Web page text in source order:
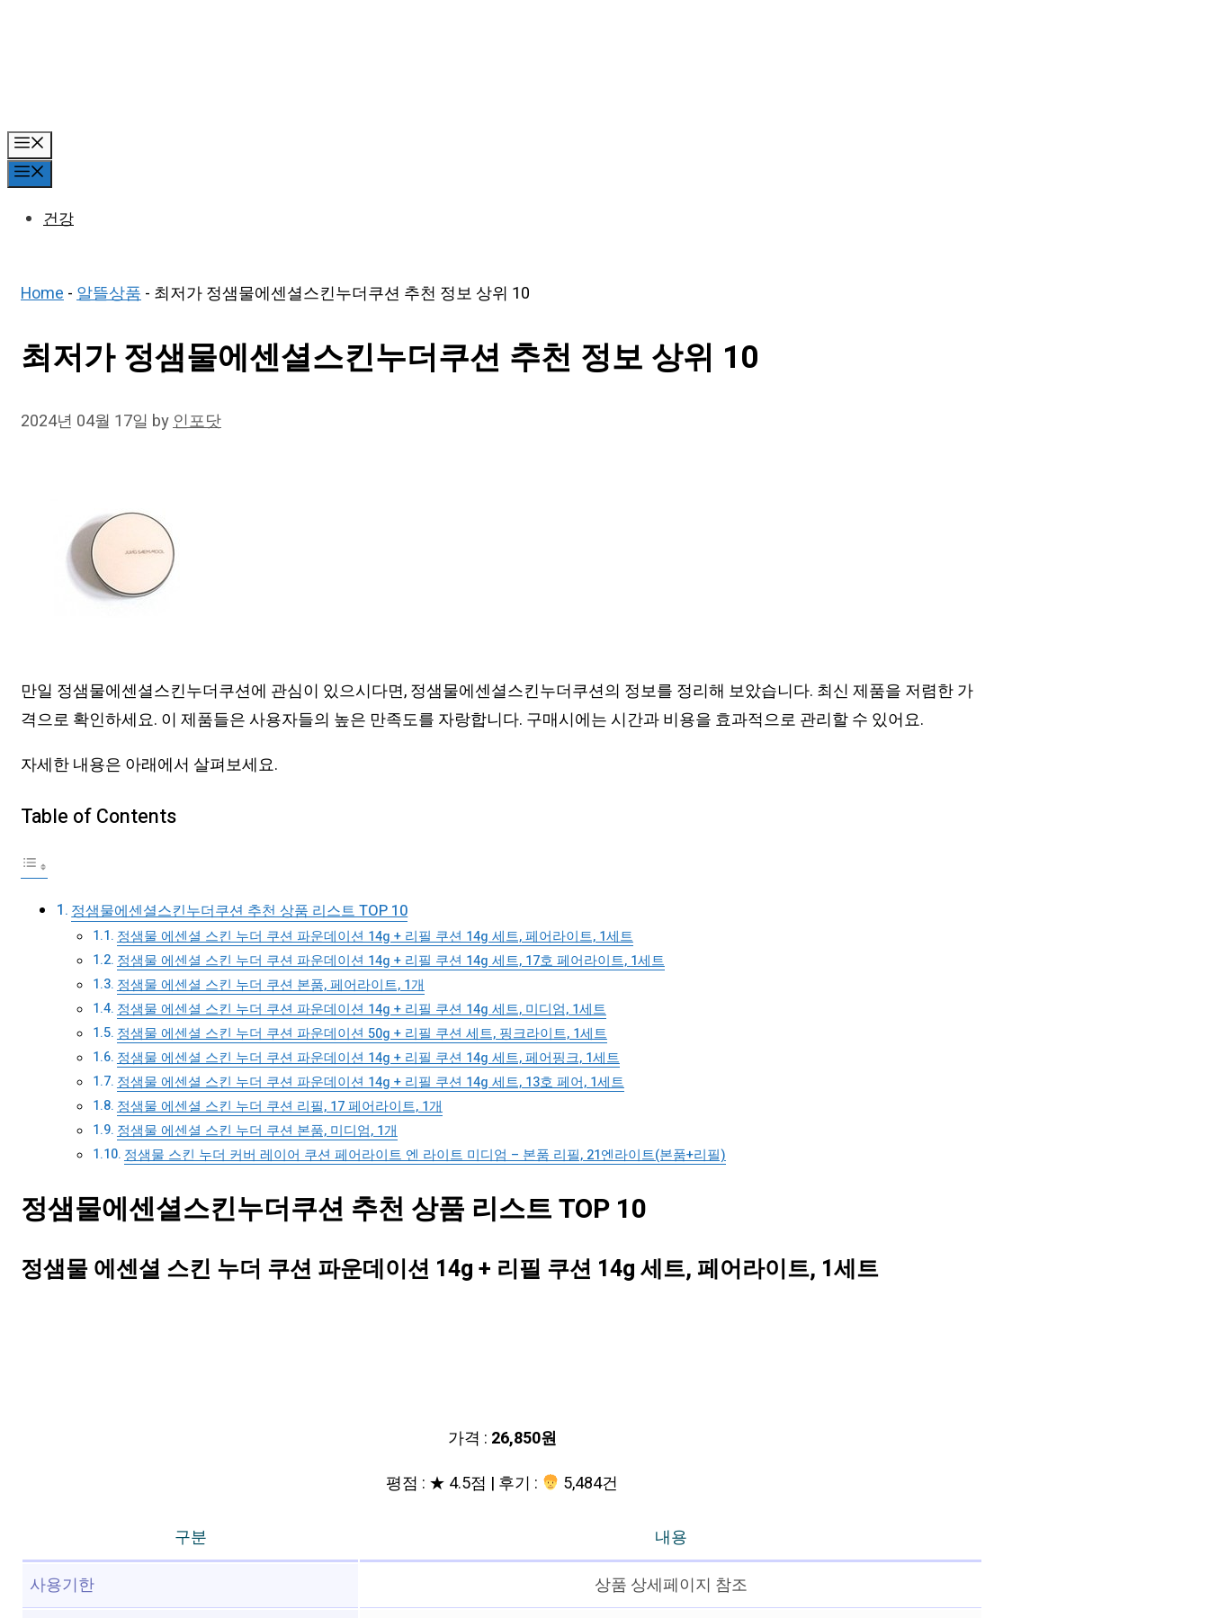
건강
Home-알뜰상품- 최저가 정샘물에센셜스킨누더쿠션 추천 정보 상위 10
최저가 정샘물에센셜스킨누더쿠션 추천 정보 상위 10
2024년 04월 17일 by인포닷
만일 정샘물에센셜스킨누더쿠션에 관심이 있으시다면, 정샘물에센셜스킨누더쿠션의 정보를 정리해 보았습니다. 최신 제품을 저렴한 가
격으로 확인하세요. 이 제품들은 사용자들의 높은 만족도를 자랑합니다. 구매시에는 시간과 비용을 효과적으로 관리할 수 있어요.
자세한 내용은 아래에서 살펴보세요.
Table of Contents
정샘물에센셜스킨누더쿠션 추천 상품 리스트 TOP 10
정샘물 에센셜 스킨 누더 쿠션 파운데이션 14g + 리필 쿠션 14g 세트, 페어라이트, 1세트
정샘물 에센셜 스킨 누더 쿠션 파운데이션 14g + 리필 쿠션 14g 세트, 17호 페어라이트, 1세트
정샘물 에센셜 스킨 누더 쿠션 본품, 페어라이트, 1개
정샘물 에센셜 스킨 누더 쿠션 파운데이션 14g + 리필 쿠션 14g 세트, 미디엄, 1세트
정샘물 에센셜 스킨 누더 쿠션 파운데이션 50g + 리필 쿠션 세트, 핑크라이트, 1세트
정샘물 에센셜 스킨 누더 쿠션 파운데이션 14g + 리필 쿠션 14g 세트, 페어핑크, 1세트
정샘물 에센셜 스킨 누더 쿠션 파운데이션 14g + 리필 쿠션 14g 세트, 13호 페어, 1세트
정샘물 에센셜 스킨 누더 쿠션 리필, 17 페어라이트, 1개
정샘물 에센셜 스킨 누더 쿠션 본품, 미디엄, 1개
정샘물 스킨 누더 커버 레이어 쿠션 페어라이트 엔 라이트 미디엄 – 본품 리필, 21엔라이트(본품+리필)
정샘물에센셜스킨누더쿠션 추천 상품 리스트 TOP 10
정샘물 에센셜 스킨 누더 쿠션 파운데이션 14g + 리필 쿠션 14g 세트, 페어라이트, 1세트
가격 : 26,850원
평점 : ★ 4.5점 | 후기 :
5,484건
구분
내용
사용기한
상품 상세페이지 참조